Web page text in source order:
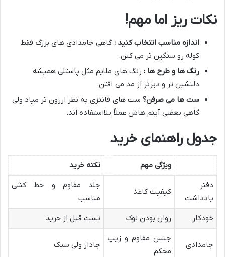
نکات ریز اما مهم!
اندازه مناسب انتخاب کنید : گاهی جامدادی های بزرگ فقط
کوله رو سنگین تر می کنن.
رنگ ها و طرح ها : رنگ های ملایم مثل پاستلی همیشه
دلنشین تر و دیرتر از مد می افتن.
ست ها می صرفن؟ ست های فانتزی به نظر ارزون تر میاد ولی
گاهی بعضی آیتم هاش عملاً بلااستفاده اند.
جدول راهنمای خرید
ویژگی مهم
نکته خرید
دفتر
یادداشت
کیفیت کاغذ
جلد مقاوم و خط کشی
مناسب
خودکار
روان بودن نوک تست قبل از خرید
جامدادی
جنس مقاوم و زیپ
محکم
جادار ولی سبک